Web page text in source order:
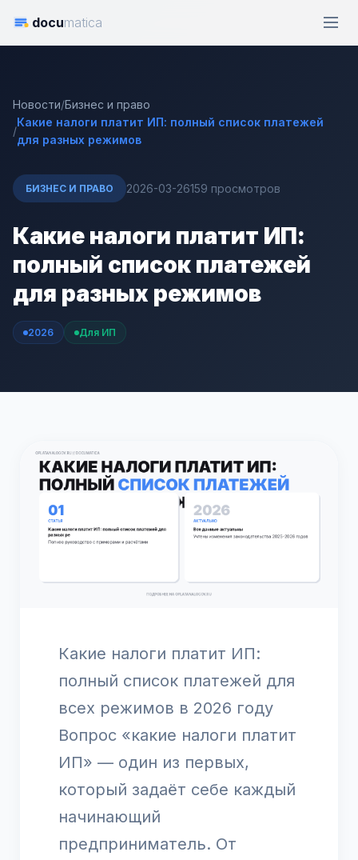
documatica
Новости/Бизнес и право
/
Какие налоги платит ИП: полный список платежей
для разных режимов
БИЗНЕС И ПРАВО 2026-03-26159 просмотров
Какие налоги платит ИП:
полный список платежей
для разных режимов
2026 Для ИП
Какие налоги платит ИП:
полный список платежей для
всех режимов в 2026 году
Вопрос «какие налоги платит
ИП» — один из первых,
который задаёт себе каждый
начинающий
предприниматель. От